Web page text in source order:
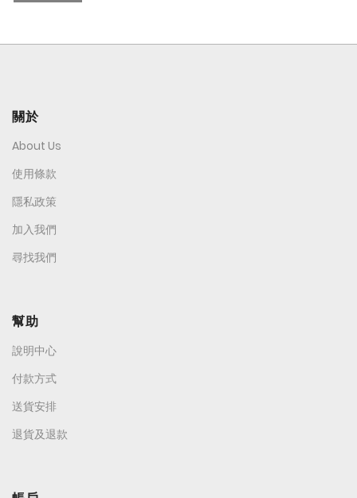
關於
About Us
使用條款
隱私政策
加入我們
尋找我們
幫助
說明中心
付款方式
送貨安排
退貨及退款